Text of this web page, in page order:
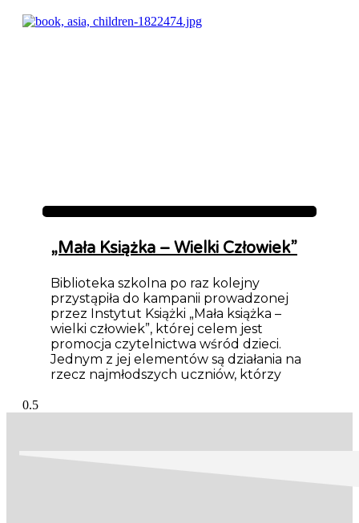
Aktualności
„Mała Książka – Wielki Człowiek”
Biblioteka szkolna po raz kolejny
przystąpiła do kampanii prowadzonej
przez Instytut Książki „Mała książka –
wielki człowiek”, której celem jest
promocja czytelnictwa wśród dzieci.
Jednym z jej elementów są działania na
rzecz najmłodszych uczniów, którzy